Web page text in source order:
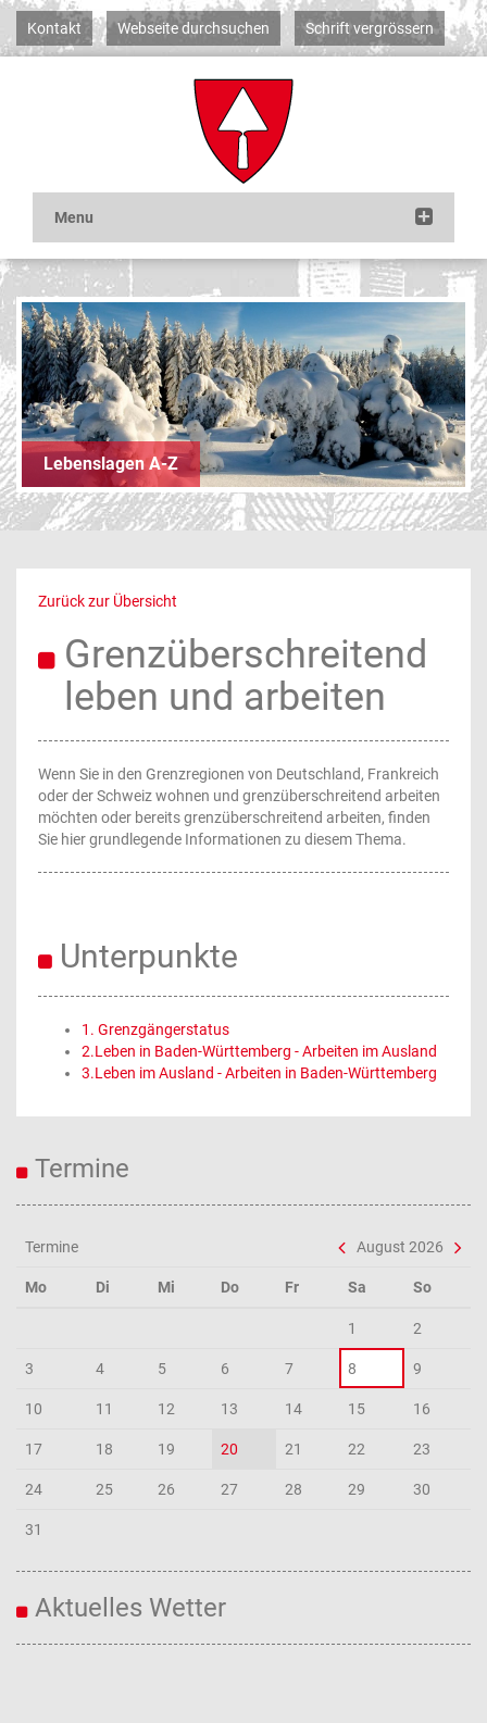
Kontakt Webseite durchsuchen Schrift vergrössern
Lebenslagen A-Z
Zurück zur Übersicht
Grenzüberschreitend
leben und arbeiten
Wenn Sie in den Grenzregionen von Deutschland, Frankreich
oder der Schweiz wohnen und grenzüberschreitend arbeiten
möchten oder bereits grenzüberschreitend arbeiten, finden
Sie hier grundlegende Informationen zu diesem Thema.
Unterpunkte
1. Grenzgängerstatus
2.Leben in Baden-Württemberg - Arbeiten im Ausland
3.Leben im Ausland - Arbeiten in Baden-Württemberg
Termine
Termine August 2026
Mo Di Mi Do Fr Sa So
1 2
3 4 5 6 7 8 9
10 11 12 13 14 15 16
17 18 19 20 21 22 23
24 25 26 27 28 29 30
31
Aktuelles Wetter